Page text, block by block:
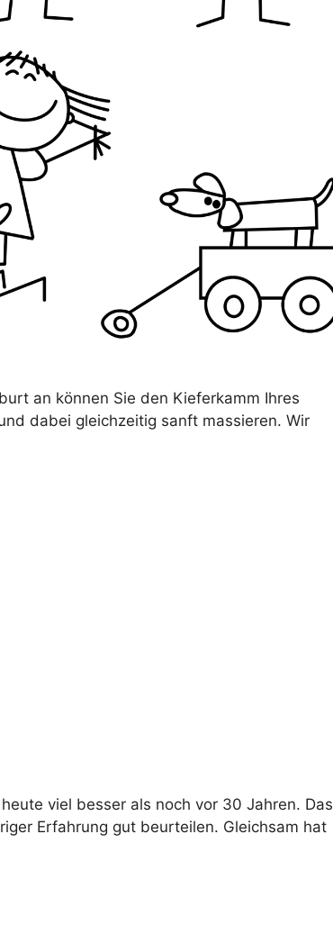
an können Sie den Kieferkamm Ihres
dabei gleichzeitig sanft massieren. Wir
viel besser als noch vor 30 Jahren. Das
Erfahrung gut beurteilen. Gleichsam hat